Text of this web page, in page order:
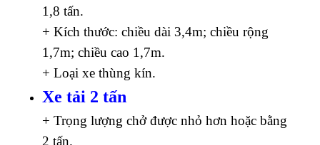
1,8 tấn.
+ Kích thước: chiều dài 3,4m; chiều rộng
1,7m; chiều cao 1,7m.
+ Loại xe thùng kín.
Xe tải 2 tấn
+ Trọng lượng chở được nhỏ hơn hoặc bằng
2 tấn.